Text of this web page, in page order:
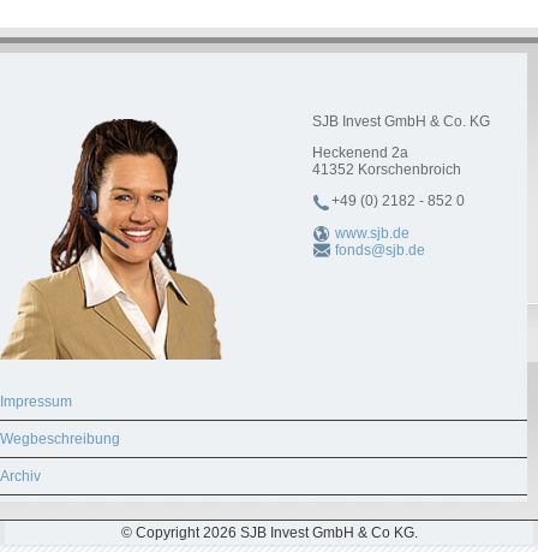
SJB Invest GmbH & Co. KG
Heckenend 2a
41352 Korschenbroich
+49 (0) 2182 - 852 0
www.sjb.de
fonds@sjb.de
Impressum
Wegbeschreibung
Archiv
© Copyright 2026 SJB Invest GmbH & Co KG.